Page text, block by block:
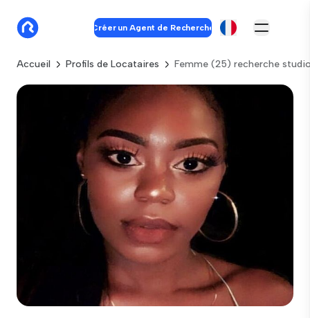
Créer un Agent de Recherche
Accueil Profils de Locataires Femme (25) recherche